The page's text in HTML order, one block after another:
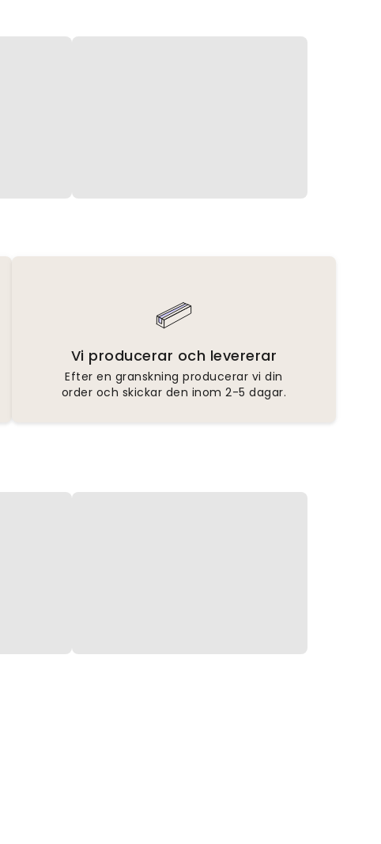
Vi producerar och levererar
Efter en granskning producerar vi din
order och skickar den inom 2-5 dagar.